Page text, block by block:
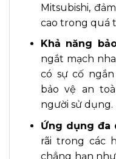
Mitsubishi,
cao trong quá
Khả năng
ngắt mạch
có sự cố
bảo vệ an
người sử dụng.
Ứng dụng đa
rãi trong các
chẳng hạn